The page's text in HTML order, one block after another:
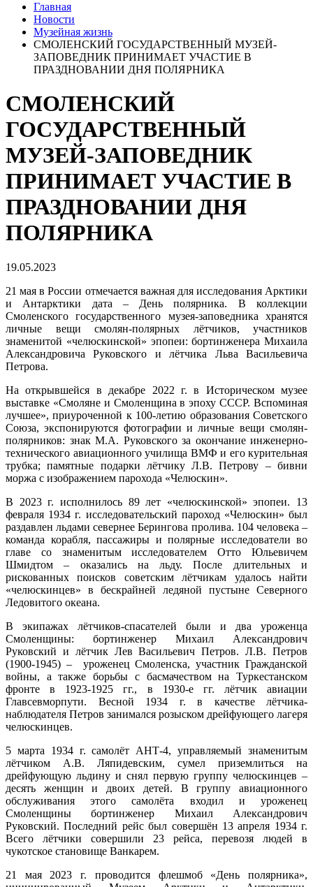
Главная
Новости
Музейная жизнь
СМОЛЕНСКИЙ ГОСУДАРСТВЕННЫЙ МУЗЕЙ-
ЗАПОВЕДНИК ПРИНИМАЕТ УЧАСТИЕ В
ПРАЗДНОВАНИИ ДНЯ ПОЛЯРНИКА
СМОЛЕНСКИЙ
ГОСУДАРСТВЕННЫЙ
МУЗЕЙ-ЗАПОВЕДНИК
ПРИНИМАЕТ УЧАСТИЕ В
ПРАЗДНОВАНИИ ДНЯ
ПОЛЯРНИКА
19.05.2023
21 мая в России отмечается важная для исследования Арктики
и Антарктики дата – День полярника. В коллекции
Смоленского государственного музея-заповедника хранятся
личные вещи смолян-полярных лётчиков, участников
знаменитой «челюскинской» эпопеи: бортинженера Михаила
Александровича Руковского и лётчика Льва Васильевича
Петрова.
На открывшейся в декабре 2022 г. в Историческом музее
выставке «Смоляне и Смоленщина в эпоху СССР. Вспоминая
лучшее», приуроченной к 100-летию образования Советского
Союза, экспонируются фотографии и личные вещи смолян-
полярников: знак М.А. Руковского за окончание инженерно-
технического авиационного училища ВМФ и его курительная
трубка; памятные подарки лётчику Л.В. Петрову – бивни
моржа с изображением парохода «Челюскин».
В 2023 г. исполнилось 89 лет «челюскинской» эпопеи. 13
февраля 1934 г. исследовательский пароход «Челюскин» был
раздавлен льдами севернее Берингова пролива. 104 человека –
команда корабля, пассажиры и полярные исследователи во
главе со знаменитым исследователем Отто Юльевичем
Шмидтом – оказались на льду. После длительных и
рискованных поисков советским лётчикам удалось найти
«челюскинцев» в бескрайней ледяной пустыне Северного
Ледовитого океана.
В экипажах лётчиков-спасателей были и два уроженца
Смоленщины: бортинженер Михаил Александрович
Руковский и лётчик Лев Васильевич Петров. Л.В. Петров
(1900-1945) – уроженец Смоленска, участник Гражданской
войны, а также борьбы с басмачеством на Туркестанском
фронте в 1923-1925 гг., в 1930-е гг. лётчик авиации
Главсевморпути. Весной 1934 г. в качестве лётчика-
наблюдателя Петров занимался розыском дрейфующего лагеря
челюскинцев.
5 марта 1934 г. самолёт АНТ-4, управляемый знаменитым
лётчиком А.В. Ляпидевским, сумел приземлиться на
дрейфующую льдину и снял первую группу челюскинцев –
десять женщин и двоих детей. В группу авиационного
обслуживания этого самолёта входил и уроженец
Смоленщины бортинженер Михаил Александрович
Руковский. Последний рейс был совершён 13 апреля 1934 г.
Всего лётчики совершили 23 рейса, перевозя людей в
чукотское становище Ванкарем.
21 мая 2023 г. проводится флешмоб «День полярника»,